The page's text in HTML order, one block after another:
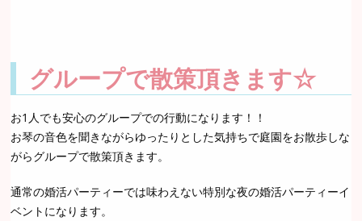
グループで散策頂きます☆
お1人でも安心のグループでの行動になります！！
お琴の音色を聞きながらゆったりとした気持ちで庭園をお散歩しな
がらグループで散策頂きます。
通常の婚活パーティーでは味わえない特別な夜の婚活パーティーイ
ベントになります。